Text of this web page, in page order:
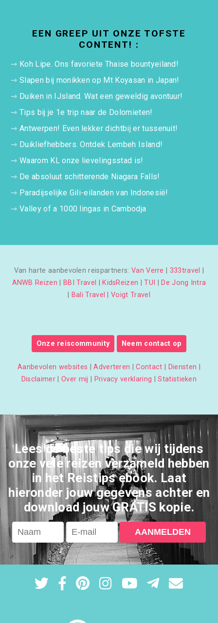
EEN GREEP UIT ONZE TOFSTE
CONTENT! :
⇾ Koh Lipe. Ons favoriete Thaise bountyeiland!
⇾Slapen bij monikken op Mt Koyasan in Japan!
⇾ Duiken in IJsland. Wat een geweldig avontuur!
⇾Tips bij je 1e trip naar de Dolomieten!
⇾Antwerpen! Even lekker dichtbij er tussenuit!
⇾ Duikliefhebbers. Ontdek Lembeh Island!
⇾Waarom KL onze lievelingsstad is!
⇾ De absoluut schitterende Niagara Falls!
⇾ Paradijselijke Gili-eilanden van Indonesië!
⇾Valley of a 1000 lingas in Cambodja
Van harte aanbevolen reispartners: Van Verre 333travel
ANWB Reizen
BBI Travel KidsReizen |TUI
De Jong Intra
Bali Travel |Voigt Travel
Onze reiscommunity Neem contact op
Aanbevolen websites |Adverteren |Contact Diensten
Disclaimer |Over mij Privacy verklaring |Statistieken
Lees de beste tips die wij tijdens
onze vele reizen verzameld hebben
in het Reistips ebook. Laat
hieronder jouw gegevens achter en
download jouw GRATIS kopie.